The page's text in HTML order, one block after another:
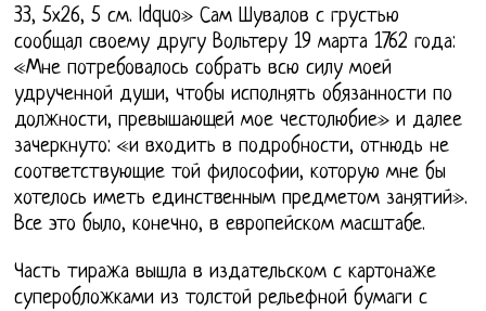
33, 5х26, 5 см. ldquo» Сам Шувалов с грустью
сообщал своему другу Вольтеру 19 марта 1762 года:
«Мне потребовалось собрать всю силу моей
удрученной души, чтобы исполнять обязанности по
должности, превышающей мое честолюбие» и далее
зачеркнуто: «и входить в подробности, отнюдь не
соответствующие той философии, которую мне бы
хотелось иметь единственным предметом занятий».
Все это было, конечно, в европейском масштабе.
Часть тиража вышла в издательском с картонаже
суперобложками из толстой рельефной бумаги с